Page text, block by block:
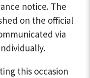
notice. The
on the official
via
this occasion